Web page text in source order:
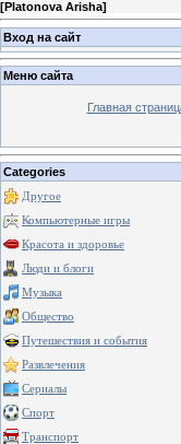
[Platonova Arisha]
Вход на сайт
Меню сайта
Главная
Categories
Другое
Компьютерные игры
Красота и здоровье
Люди и блоги
Музыка
Общество
Путешествия и события
Развлечения
Сериалы
Спорт
Транспорт